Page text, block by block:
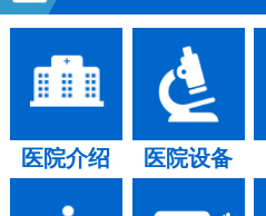
医院介绍 医院设备